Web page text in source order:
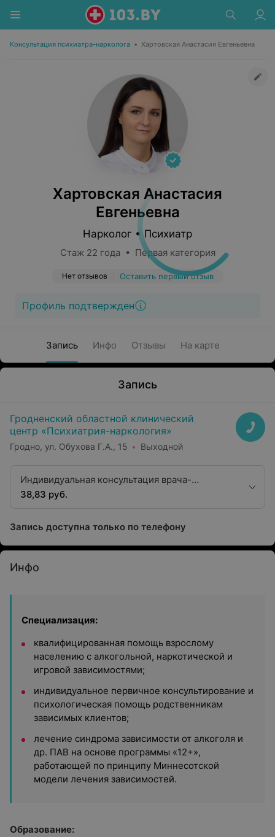
Консультация психиатра-нарколога • Хартовская Анастасия Евгеньевна
Хартовская Анастасия
Евгеньевна
Нарколог • Психиатр
Стаж 22 года • Первая категория
Нет отзывов Оставить первый отзыв
Профиль подтвержден
Запись Инфо Отзывы На карте
Запись
Гродненский областной клинический
центр «Психиатрия-наркология»
Гродно, ул. Обухова Г.А., 15 Выходной
Индивидуальная консультация врача-
психотерапевта с применением методов
терапии с лекарственным сопровождением
38,83 руб.
Запись доступна только по телефону
Инфо
Специализация:
квалифицированная помощь взрослому
населению с алкогольной, наркотической и
игровой зависимостями;
индивидуальное первичное консультирование и
психологическая помощь родственникам
зависимых клиентов;
лечение синдрома зависимости от алкоголя и
др. ПАВ на основе программы «12+»,
работающей по принципу Миннесотской
модели лечения зависимостей.
Образование: